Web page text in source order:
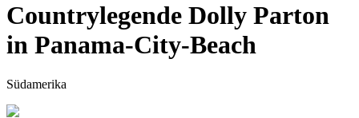
Countrylegende Dolly Parton
in Panama-City-Beach
Südamerika